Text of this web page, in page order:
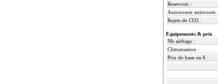
Reservoir :
Autonomie autoroute :
Rejets de CO2 :
Equipements & prix
Nb airbags :
Climatisation :
Prix de base en € :